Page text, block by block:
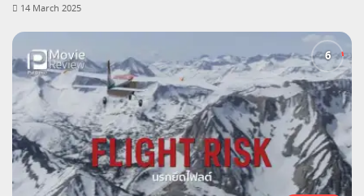
14 March 2025